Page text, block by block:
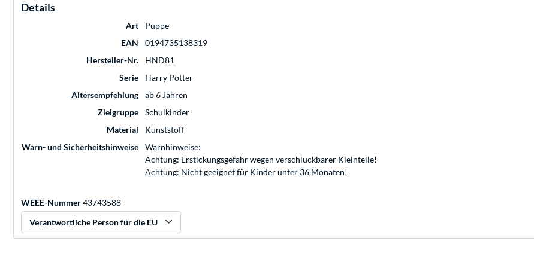
Details
Art
Puppe
EAN
0194735138319
Hersteller-Nr.
HND81
Serie
Harry Potter
Altersempfehlung
ab 6 Jahren
Zielgruppe
Schulkinder
Material
Kunststoff
Warn- und Sicherheitshinweise
Warnhinweise:
Achtung: Erstickungsgefahr wegen verschluckbarer Kleinteile!
Achtung: Nicht geeignet für Kinder unter 36 Monaten!
WEEE-Nummer43743588
Verantwortliche Person für die EU